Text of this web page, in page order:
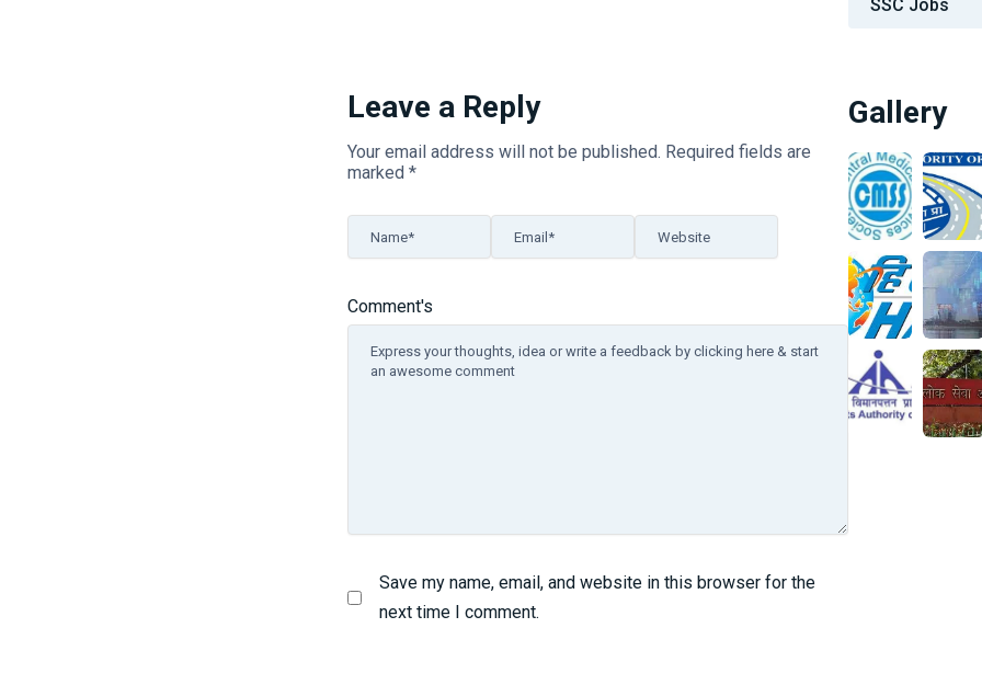
Leave a Reply
Your email address will not be published. Required fields are
marked *
Comment's
Name* Email* Website
Save my name, email, and website in this browser for the
next time I comment.
SSC Jobs
Gallery